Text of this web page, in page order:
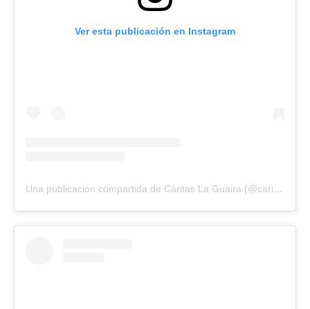
Ver esta publicación en Instagram
Una publicación compartida de Cáritas La Guaira (@caritaslg)